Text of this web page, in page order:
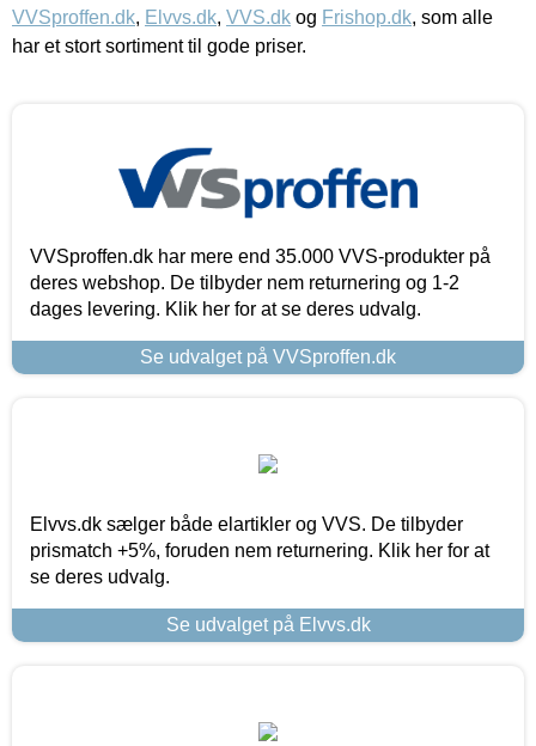
VVSproffen.dk, Elvvs.dk, VVS.dk og Frishop.dk, som alle
har et stort sortiment til gode priser.
VVSproffen.dk har mere end 35.000 VVS-produkter på
deres webshop. De tilbyder nem returnering og 1-2
dages levering. Klik her for at se deres udvalg.
Se udvalget på VVSproffen.dk
Elvvs.dk sælger både elartikler og VVS. De tilbyder
prismatch +5%, foruden nem returnering. Klik her for at
se deres udvalg.
Se udvalget på Elvvs.dk